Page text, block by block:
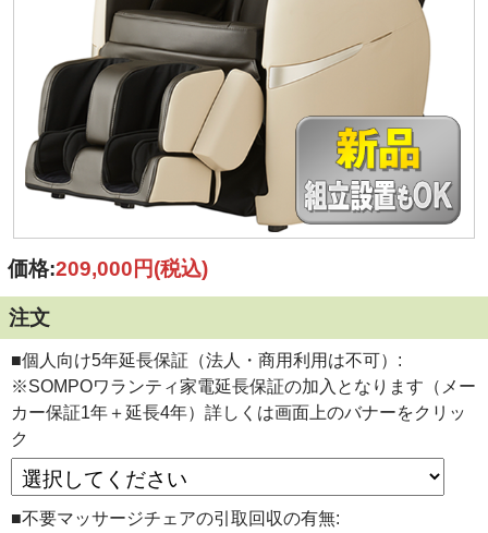
価格:209,000円(税込)
注文
■個人向け5年延長保証（法人・商用利用は不可）:
※SOMPOワランティ家電延長保証の加入となります（メー
カー保証1年＋延長4年）詳しくは画面上のバナーをクリッ
ク
■不要マッサージチェアの引取回収の有無: